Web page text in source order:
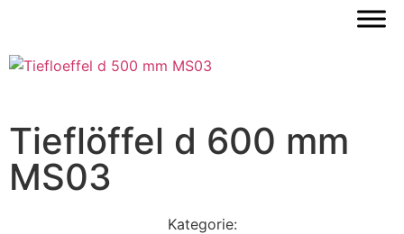
Tieflöffel d 600 mm
MS03
Kategorie: